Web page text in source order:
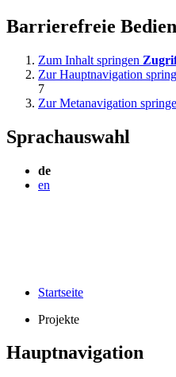
Barrierefreie
Zum Inhalt springen
Zur Hauptnavigation
7
Zur Metanavigation
Sprachauswahl
de
en
Startseite
Projekte
Hauptnavigation